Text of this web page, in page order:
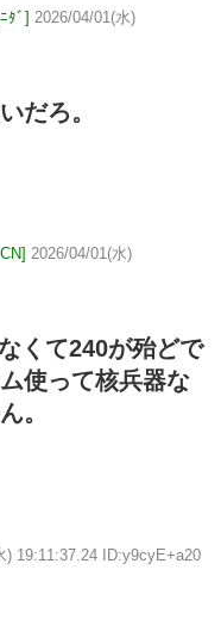
ﾀﾞ] 2026/04/01(水)
だろ。
2026/04/01(水)
くて240が殆どで
使って核兵器な
。
) 19:11:37.24 ID:y9cyE+a20